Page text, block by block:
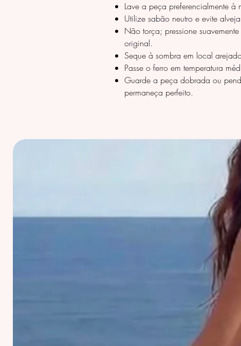
Lave a peça preferencialmente
Utilize sabão neutro e evite
Não torça; pressione
original.
Seque à sombra em local
Passe o ferro em temperatura
Guarde a peça dobrada ou
permaneça perfeito.